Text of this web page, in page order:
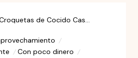
Croquetas de Cocido Caseras
Con poco dinero